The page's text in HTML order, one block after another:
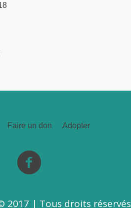
Faire un don Adopter
2017 | Tous droits réservés